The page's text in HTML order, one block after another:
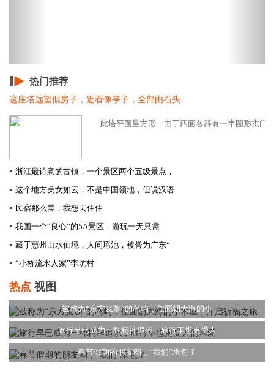
热门推荐
这座塔远望似房子，近看像亭子，全部由石头
此塔平面呈方形，由于四面各辟有一半圆形拱门
▪ 浙江最诗意的古镇，一个景区两个五级景点，
▪ 这个地方美女如云，不是中国领地，但说汉语
▪ 民宿那么美，我想去住住
▪ 我国一个“良心”的5A景区，游玩一天只需
▪ 藏于惠州山水仙境，人间瑶池，被誉为广东“
▪ “小桥流水人家”李坑村
热点 视图
被称为“东方麦加”的岛屿，住面朝大海的小
旅行早已成为一种精神追求，旅行车也更受人
春节假期的朋友圈，“我们”承包了